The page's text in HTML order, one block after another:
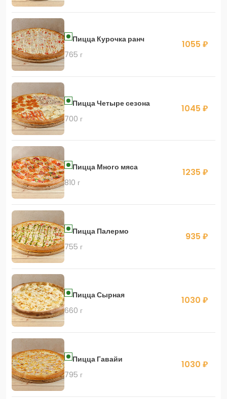
Пицца Курочка ранч
765 г
1055 ₽
Пицца Четыре сезона
700 г
1045 ₽
Пицца Много мяса
810 г
1235 ₽
Пицца Палермо
755 г
935 ₽
Пицца Сырная
660 г
1030 ₽
Пицца Гавайи
795 г
1030 ₽